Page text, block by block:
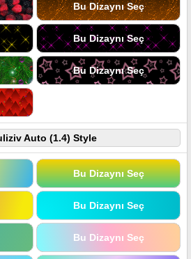
Bu Dizaynı Seç
Bu Dizaynı Seç
Bu Dizaynı Seç
Auto (1.4) Style
Bu Dizaynı Seç
Bu Dizaynı Seç
Bu Dizaynı Seç